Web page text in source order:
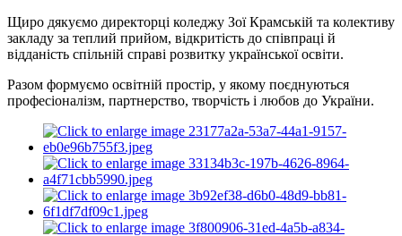
Щиро дякуємо директорці коледжу Зої Крамській та колективу
закладу за теплий прийом, відкритість до співпраці й
відданість спільній справі розвитку української освіти.
Разом формуємо освітній простір, у якому поєднуються
професіоналізм, партнерство, творчість і любов до України.